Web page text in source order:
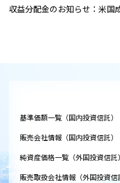
収益分配金のお知らせ：米国
基準価額一覧（国内投資信託）
販売会社情報（国内投資信託）
純資産価格一覧（外国投資信託）
販売取扱会社情報（外国投資信